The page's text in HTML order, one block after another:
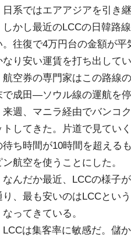
系ではエアアジアを引き
かし最近のLCCの日韓路
。往復で4万円台の金額が
なり安い運賃を打ち出して
空券の専門家はこの路線
で成田―ソウル線の運航を停
週、マニラ経由でバンコ
トしてきた。片道で見てい
待ち時間が10時間を超える
ン航空を使うことにした。
んだか最近、LCCの様子
り、最も安いのはLCCとい
なってきている。
は集客率に敏感だ。儲